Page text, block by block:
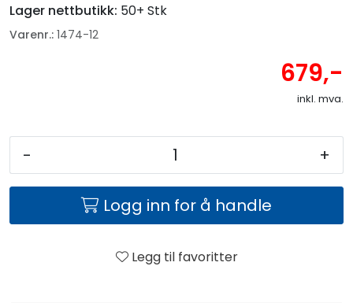
Lager nettbutikk: 50+ Stk
Varenr.: 1474-12
679,-
inkl. mva.
- +
Logg inn for å handle
Legg til favoritter